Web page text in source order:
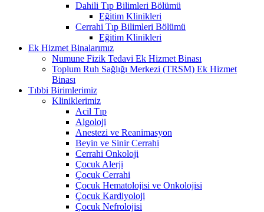
Dahili Tıp Bilimleri Bölümü
Eğitim Klinikleri
Cerrahi Tıp Bilimleri Bölümü
Eğitim Klinikleri
Ek Hizmet Binalarımız
Numune Fizik Tedavi Ek Hizmet Binası
Toplum Ruh Sağlığı Merkezi (TRSM) Ek Hizmet
Binası
Tıbbi Birimlerimiz
Kliniklerimiz
Acil Tıp
Algoloji
Anestezi ve Reanimasyon
Beyin ve Sinir Cerrahi
Cerrahi Onkoloji
Çocuk Alerji
Çocuk Cerrahi
Çocuk Hematolojisi ve Onkolojisi
Çocuk Kardiyoloji
Çocuk Nefrolojisi